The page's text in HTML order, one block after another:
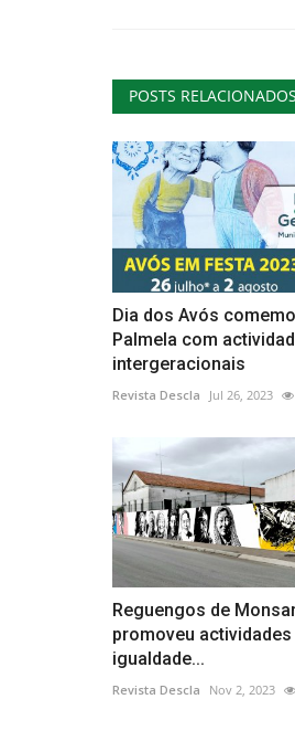
POSTS RELACIONADOS
Dia dos Avós
Palmela com
intergeracionais
Revista Descla Jul 26, 2023
Reguengos de
promoveu
igualdade...
Revista Descla Nov 2, 2023
Exposição
30 de Julho
Revista Descla